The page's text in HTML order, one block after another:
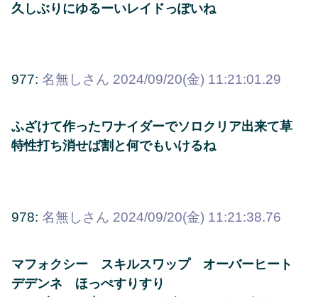
久しぶりにゆるーいレイドっぽいね
977: 名無しさん 2024/09/20(金) 11:21:01.29
ふざけて作ったワナイダーでソロクリア出来て草
特性打ち消せば割と何でもいけるね
978: 名無しさん 2024/09/20(金) 11:21:38.76
マフォクシー スキルスワップ オーバーヒート
デデンネ ほっぺすりすり